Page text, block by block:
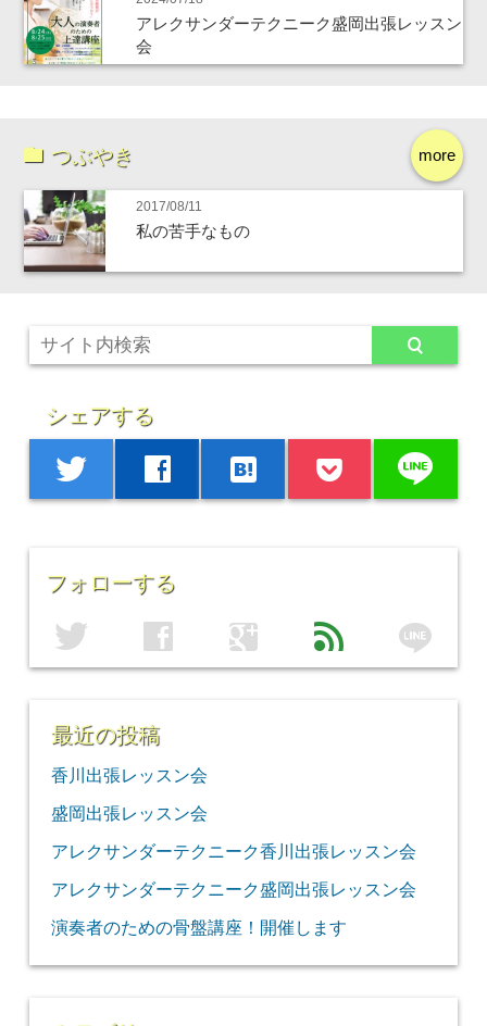
アレクサンダーテクニーク盛岡出張レッスン
会
more
つぶやき
2017/08/11
私の苦手なもの
シェアする
twitter facebook hatenabookmark line
フォローする
twitter facebook google feed line
最近の投稿
香川出張レッスン会
盛岡出張レッスン会
アレクサンダーテクニーク香川出張レッスン会
アレクサンダーテクニーク盛岡出張レッスン会
演奏者のための骨盤講座！開催します